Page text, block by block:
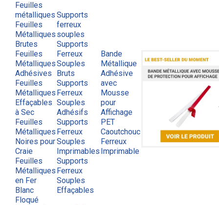
Feuilles
métalliques
Feuilles
Métalliques
Brutes
Feuilles
Métalliques
Adhésives
Feuilles
Métalliques
Effaçables
à Sec
Feuilles
Métalliques
Noires pour
Craie
Feuilles
Métalliques
en Fer
Blanc
Floqué
Supports
ferreux
souples
Supports
Ferreux
Souples
Bruts
Supports
Ferreux
Souples
Adhésifs
Supports
Ferreux
Souples
Imprimables
Supports
Ferreux
Souples
Effaçables
Bande
Métallique
Adhésive
avec
Mousse
pour
Affichage
PET
Caoutchouc
Ferreux
Imprimable